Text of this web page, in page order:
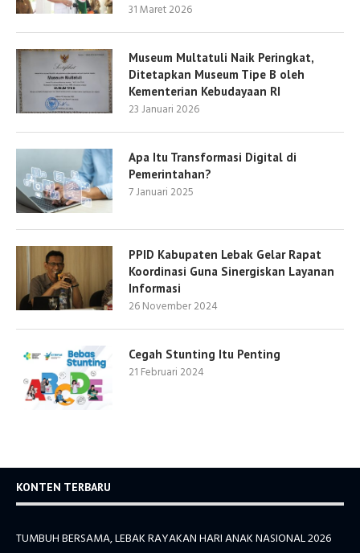
31 Maret 2026
Museum Multatuli Naik Peringkat,
Ditetapkan Museum Tipe B oleh
Kementerian Kebudayaan RI
23 Januari 2026
Apa Itu Transformasi Digital di
Pemerintahan?
7 Januari 2025
PPID Kabupaten Lebak Gelar Rapat
Koordinasi Guna Sinergiskan Layanan
Informasi
26 November 2024
Cegah Stunting Itu Penting
21 Februari 2024
KONTEN TERBARU
TUMBUH BERSAMA, LEBAK RAYAKAN HARI ANAK NASIONAL 2026